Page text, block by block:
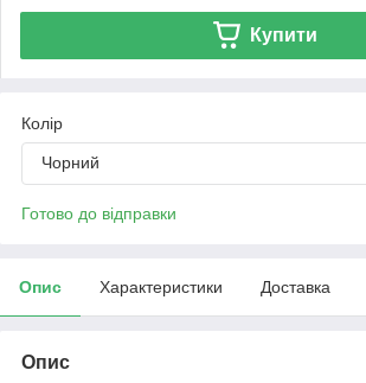
Купити
Колір
Чорний
Готово до відправки
Опис Характеристики Доставка
Опис